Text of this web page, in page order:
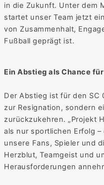
in die Zukunft. Unter dem
startet unser Team jetzt
von Zusammenhalt,
Fußball geprägt ist.
Ein Abstieg als Chance
Der Abstieg ist für den SC
zur Resignation, sondern
zurückzukehren. „Projekt
als nur sportlichen Erfolg
unsere Fans, Spieler und
Herzblut, Teamgeist und
Herausforderungen